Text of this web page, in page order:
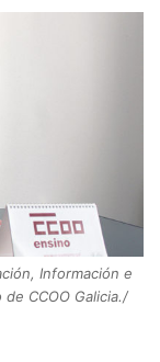
Información e
CCOO Galicia./